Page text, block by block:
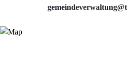
Verschiedene